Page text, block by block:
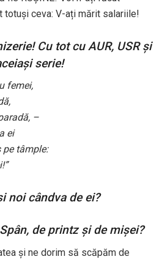
ceva: V-ați mărit salariile!
Cu tot cu AUR, USR și
serie!
femei,
–
ei
pe tâmple:
noi cândva de ei?
de printz și de mișei?
și ne dorim să scăpăm de